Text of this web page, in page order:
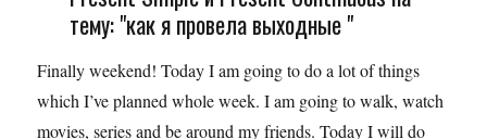
тему: "как я провела выходные "
Finally weekend! Today I am going to do a lot of things
which I’ve planned whole week. I am going to walk, watch
movies, series and be around my friends. Today I will do